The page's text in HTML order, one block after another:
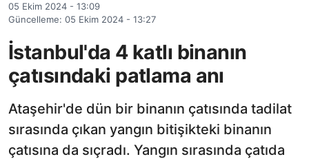
05 Ekim 2024 - 13:09
Güncelleme: 05 Ekim 2024 - 13:27
İstanbul'da 4 katlı binanın
çatısındaki patlama anı
Ataşehir'de dün bir binanın çatısında tadilat
sırasında çıkan yangın bitişikteki binanın
çatısına da sıçradı. Yangın sırasında çatıda